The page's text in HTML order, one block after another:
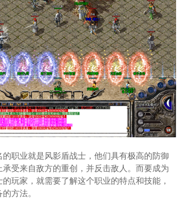
职业就是风影盾战士，他们具有极高的防御
受来自敌方的重创，并反击敌人。而要成为
玩家，就需要了解这个职业的特点和技能，
方法。